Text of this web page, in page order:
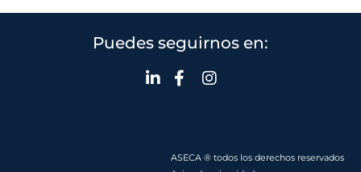
Puedes seguirnos en:
ASECA ® todos los derechos reservados